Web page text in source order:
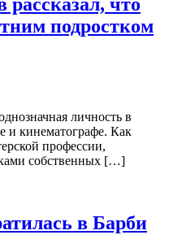
подростком
личность в
и кинематографе. Как
профессии,
собственных […]
в Барби